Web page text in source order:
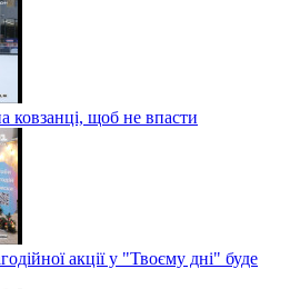
ковзанці, щоб не впасти
акції у "Твоєму дні" буде